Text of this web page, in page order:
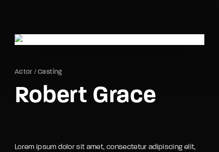
Actor Casting
Robert Grace
Lorem ipsum dolor sit amet, consectetur adipiscing elit,
ESC to close
Login Register
Username or Email Address